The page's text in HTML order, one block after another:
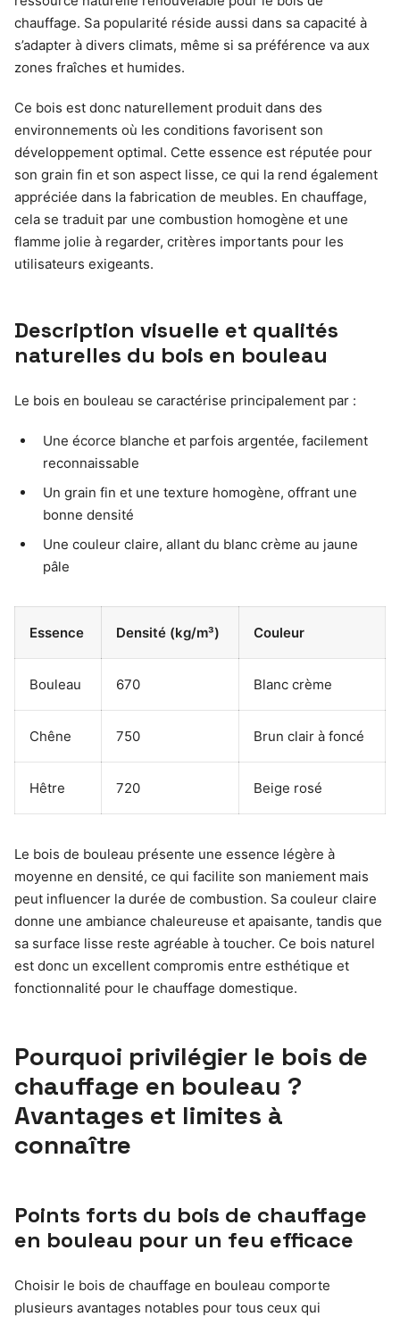
chauffage. Sa popularité réside aussi dans sa capacité à
s’adapter à divers climats, même si sa préférence va aux
zones fraîches et humides.
Ce bois est donc naturellement produit dans des
environnements où les conditions favorisent son
développement optimal. Cette essence est réputée pour
son grain fin et son aspect lisse, ce qui la rend également
appréciée dans la fabrication de meubles. En chauffage,
cela se traduit par une combustion homogène et une
flamme jolie à regarder, critères importants pour les
utilisateurs exigeants.
Description visuelle et qualités
naturelles du bois en bouleau
Le bois en bouleau se caractérise principalement par :
Une écorce blanche et parfois argentée, facilement
reconnaissable
Un grain fin et une texture homogène, offrant une
bonne densité
Une couleur claire, allant du blanc crème au jaune
pâle
Essence Densité (kg/m³) Couleur
Bouleau 670 Blanc crème
Chêne 750 Brun clair à foncé
Hêtre 720 Beige rosé
Le bois de bouleau présente une essence légère à
moyenne en densité, ce qui facilite son maniement mais
peut influencer la durée de combustion. Sa couleur claire
donne une ambiance chaleureuse et apaisante, tandis que
sa surface lisse reste agréable à toucher. Ce bois naturel
est donc un excellent compromis entre esthétique et
fonctionnalité pour le chauffage domestique.
Pourquoi privilégier le bois de
chauffage en bouleau ?
Avantages et limites à
connaître
Points forts du bois de chauffage
en bouleau pour un feu efficace
Choisir le bois de chauffage en bouleau comporte
plusieurs avantages notables pour tous ceux qui